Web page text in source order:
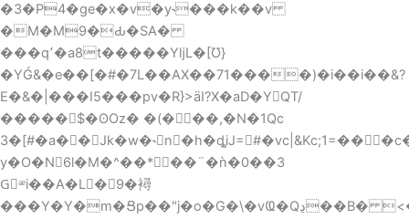
�3�P4�ge�x�v�y˞���k��v
�M�M9�Ԃ�SA�
���q٬�a8t�����YǉL�[Ʊ}
�YǴ&�e��[�#�7L��AX��71����)�i��i��&?
E�&�|���I5���pv�R}>ӓI?X�aD�YQT/
�����$�ʘOz� �(�┙��,�N�1Qc
y�O�N6l�M�^��* ��¨�ǹ�0��3
Gٕᵆi��A�L�9�襑
���Y�Y�m�Ցp��"j�o�G�\�vҨ�Qڍ��B� <�$�C���E